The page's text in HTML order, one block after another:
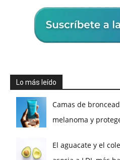
Lo más leído
Camas de
melanoma y
El aguacate y el